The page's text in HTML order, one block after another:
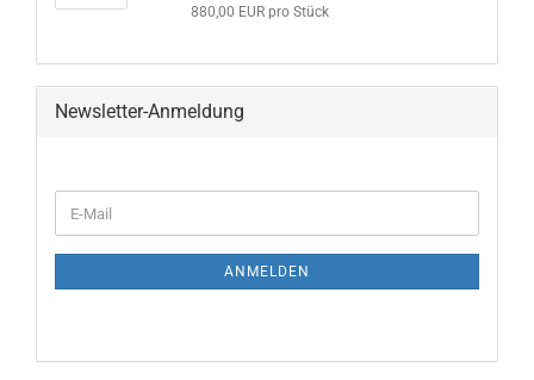
880,00 EUR pro Stück
Newsletter-Anmeldung
ANMELDEN